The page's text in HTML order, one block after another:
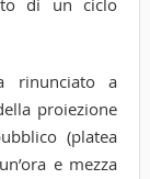
di un ciclo
rinunciato a
proiezione
(platea
e mezza